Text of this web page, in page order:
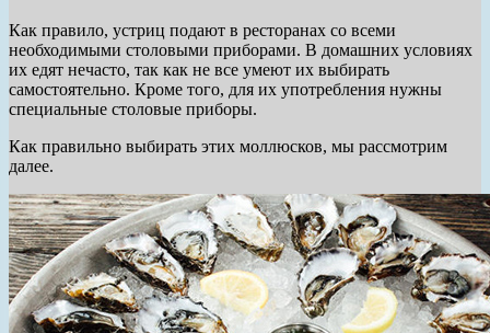
Как правило, устриц подают в ресторанах со всеми
необходимыми столовыми приборами. В домашних условиях
их едят нечасто, так как не все умеют их выбирать
самостоятельно. Кроме того, для их употребления нужны
специальные столовые приборы.
Как правильно выбирать этих моллюсков, мы рассмотрим
далее.